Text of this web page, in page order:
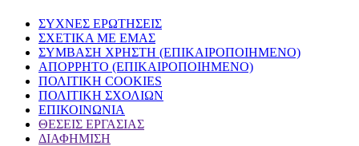
ΣΥΧΝΕΣ ΕΡΩΤΗΣΕΙΣ
ΣΧΕΤΙΚΑ ΜΕ ΕΜΑΣ
ΣΥΜΒΑΣΗ ΧΡΗΣΤΗ (ΕΠΙΚΑΙΡΟΠΟΙΗΜΕΝΟ)
ΑΠΟΡΡΗΤΟ (ΕΠΙΚΑΙΡΟΠΟΙΗΜΕΝΟ)
ΠΟΛΙΤΙΚΗ COOKIES
ΠΟΛΙΤΙΚΗ ΣΧΟΛΙΩΝ
ΕΠΙΚΟΙΝΩΝΙΑ
ΘΕΣΕΙΣ ΕΡΓΑΣΙΑΣ
ΔΙΑΦΗΜΙΣΗ